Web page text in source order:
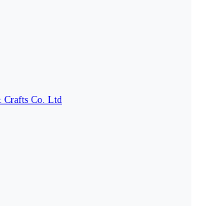
Crafts Co. Ltd